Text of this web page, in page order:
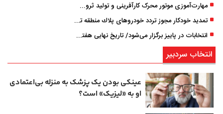
مهارت‌آموزی موتور محرک کارآفرینی و تولید ثروت است
تمدید خودكار مجوز تردد خودروهای پلاك منطقه تا پایان آذر ۱۴۰۵
انتخابات در پاییز برگزار می‌شود/ تاریخ نهایی هفته آینده اعلام می‌شود
انتخاب سردبیر
عینکی‌ بودن یک پزشک به منزله بی‌اعتمادی
او به «لیزیک» است؟